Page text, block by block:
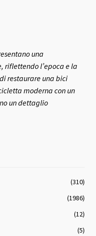
una
riflettendo l’epoca e la
restaurare una bici
moderna con un
un dettaglio
(310)
(1986)
(12)
(5)